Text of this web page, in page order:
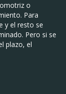
o
Para
y el resto se
Pero si se
plazo, el